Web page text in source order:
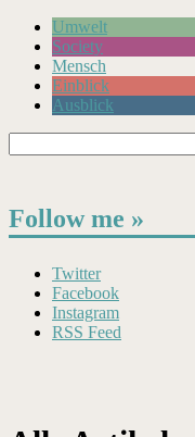
Umwelt
Society
Mensch
Einblick
Ausblick
Follow me »
Twitter
Facebook
Instagram
RSS Feed